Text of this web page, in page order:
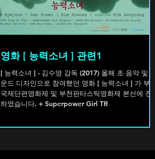
영화 [ 능력소녀 ] 관련1
[ 능력소녀 ] - 김수영 감독 (2017) 올해 초 음악 및 사
운드 디자인으로 참여했던 영화 [ 능력소녀 ] 가 부산
국제단편영화제 및 부천판타스틱영화제 본선에 진출
하였습니다. + Superpower Girl TR